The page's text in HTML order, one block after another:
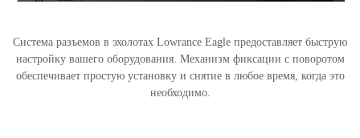
Система разъемов в эхолотах Lowrance Eagle предоставляет быструю
настройку вашего оборудования. Механизм фиксации с поворотом
обеспечивает простую установку и снятие в любое время, когда это
необходимо.